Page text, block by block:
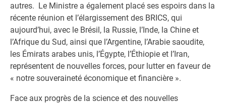
autres. Le Ministre a également placé ses espoirs dans la
récente réunion et l’élargissement des BRICS, qui
aujourd’hui, avec le Brésil, la Russie, l’Inde, la Chine et
l’Afrique du Sud, ainsi que l’Argentine, l’Arabie saoudite,
les Émirats arabes unis, l’Égypte, l’Éthiopie et l’Iran,
représentent de nouvelles forces, pour lutter en faveur de
« notre souveraineté économique et financière ».
Face aux progrès de la science et des nouvelles